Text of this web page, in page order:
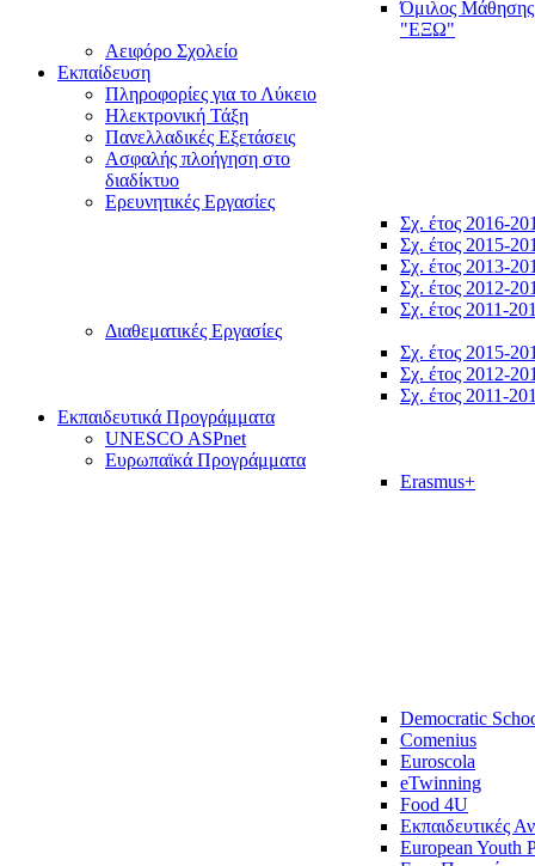
Όμιλος Μάθησης
"ΕΞΩ"
Αειφόρο Σχολείο
Εκπαίδευση
Πληροφορίες για το Λύκειο
Ηλεκτρονική Τάξη
Πανελλαδικές Εξετάσεις
Ασφαλής πλοήγηση στο
διαδίκτυο
Ερευνητικές Εργασίες
Σχ. έτος 2016-
Σχ. έτος 2015-
Σχ. έτος 2013-
Σχ. έτος 2012-
Σχ. έτος 2011-
Διαθεματικές Εργασίες
Σχ. έτος 2015-
Σχ. έτος 2012-
Σχ. έτος 2011-
Εκπαιδευτικά Προγράμματα
UNESCO ASPnet
Ευρωπαϊκά Προγράμματα
Erasmus+
Democratic
Comenius
Euroscola
eTwinning
Food 4U
Εκπαιδευτικές
European Youth